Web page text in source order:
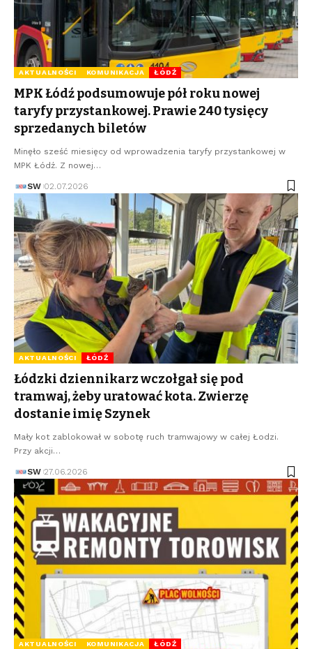
AKTUALNOŚCI KOMUNIKACJA ŁÓDŹ
MPK Łódź podsumowuje pół roku nowej
taryfy przystankowej. Prawie 240 tysięcy
sprzedanych biletów
Minęło sześć miesięcy od wprowadzenia taryfy przystankowej w
MPK Łódź. Z nowej…
SW 02.07.2026
AKTUALNOŚCI ŁÓDŹ
Łódzki dziennikarz wczołgał się pod
tramwaj, żeby uratować kota. Zwierzę
dostanie imię Szynek
Mały kot zablokował w sobotę ruch tramwajowy w całej Łodzi.
Przy akcji…
SW 27.06.2026
AKTUALNOŚCI KOMUNIKACJA ŁÓDŹ